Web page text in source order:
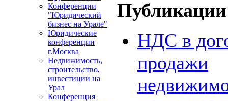
Конференции
"Юридический
бизнес на Урале"
Юридические
конференции
г.Москва
Недвижимость,
строительство,
инвестиции на
Урал
Конференция
Публикации
НДС в
продажи